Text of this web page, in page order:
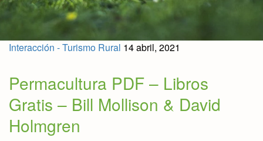
Interacción - Turismo Rural 14 abril, 2021
Permacultura PDF – Libros
Gratis – Bill Mollison & David
Holmgren